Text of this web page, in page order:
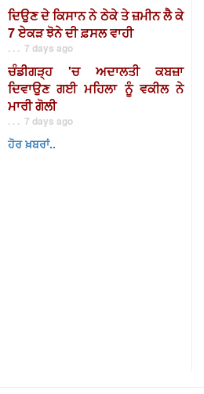
ਦਿਉਣ ਦੇ ਕਿਸਾਨ ਨੇ ਠੇਕੇ ਤੇ ਜ਼ਮੀਨ ਲੈ ਕੇ
7 ਏਕੜ ਝੋਨੇ ਦੀ ਫ਼ਸਲ ਵਾਹੀ
. . . 7 days ago
ਚੰਡੀਗੜ੍ਹ 'ਚ ਅਦਾਲਤੀ ਕਬਜ਼ਾ
ਦਿਵਾਉਣ ਗਈ ਮਹਿਲਾ ਨੂੰ ਵਕੀਲ ਨੇ
ਮਾਰੀ ਗੋਲੀ
. . . 7 days ago
ਹੋਰ ਖ਼ਬਰਾਂ..